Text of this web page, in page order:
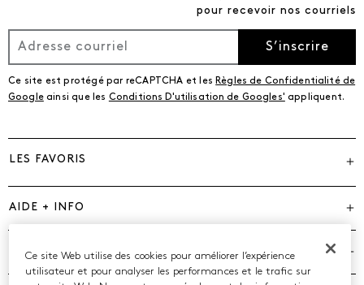
pour recevoir nos courriels
S’inscrire
Ce site est protégé par reCAPTCHA et les Règles de Confidentialité de
Googleainsi que les Conditions D'utilisation de Googles' appliquent.
LES FAVORIS
AIDE + INFO
MARQUES
Ce site Web utilise des cookies pour améliorer l’expérience
utilisateur et pour analyser les performances et le trafic sur